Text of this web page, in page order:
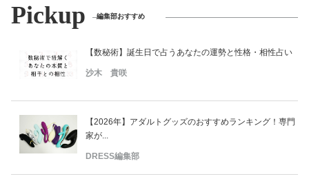
Pickup 編集部おすすめ
【数秘術】誕生日で占うあなたの運勢と性格・相性占い
沙木 貴咲
【2026年】アダルトグッズのおすすめランキング！専門
家が...
DRESS編集部